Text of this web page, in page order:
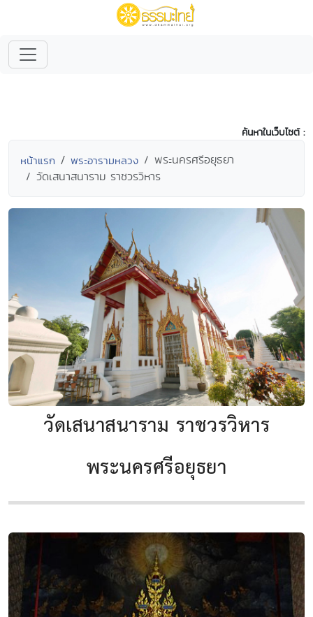
ค้นหาในเว็บไซต์ :
หน้าแรก พระอารามหลวง
พระนครศรีอยุธยา
วัดเสนาสนาราม ราชวรวิหาร
วัดเสนาสนาราม ราชวรวิหาร
พระนครศรีอยุธยา